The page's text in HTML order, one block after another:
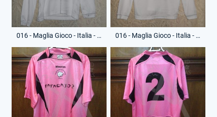
016 - Maglia Gioco - Italia - Il Faro - 2009 - 6 - (Fronte) 016 - Maglia Gioco - Italia - Il Faro - 2009 - 6 - (Retro)